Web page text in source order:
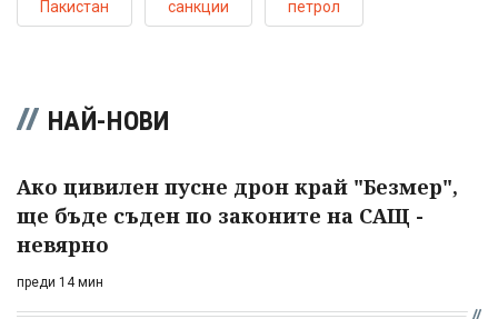
Пакистан санкции петрол
НАЙ-НОВИ
Ако цивилен пусне дрон край "Безмер",
ще бъде съден по законите на САЩ -
невярно
преди 14 мин